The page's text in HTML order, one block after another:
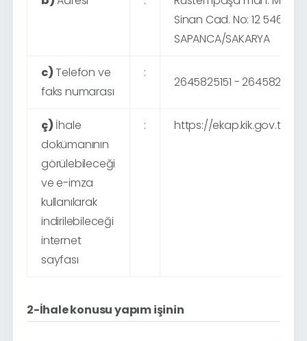
Sinan Cad. No: 12 54600
SAPANCA/SAKARYA
c)Telefon ve
faks numarası
:
2645825151 - 2645829348
ç)İhale
dokümanının
görülebileceği
ve e-imza
kullanılarak
indirilebileceği
internet
sayfası
: https://ekap.kik.gov.tr/
2-İhale konusu yapım işinin